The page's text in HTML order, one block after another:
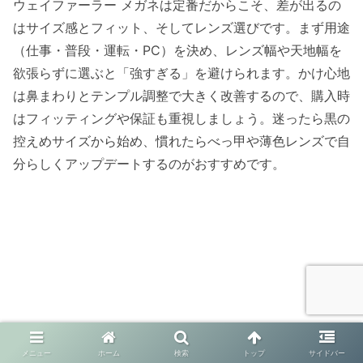
ウェイファーラー メガネは定番だからこそ、差が出るの
はサイズ感とフィット、そしてレンズ選びです。まず用途
（仕事・普段・運転・PC）を決め、レンズ幅や天地幅を
欲張らずに選ぶと「強すぎる」を避けられます。かけ心地
は鼻まわりとテンプル調整で大きく改善するので、購入時
はフィッティングや保証も重視しましょう。迷ったら黒の
控えめサイズから始め、慣れたらべっ甲や薄色レンズで自
分らしくアップデートするのがおすすめです。
メニュー ホーム 検索 トップ サイドバー